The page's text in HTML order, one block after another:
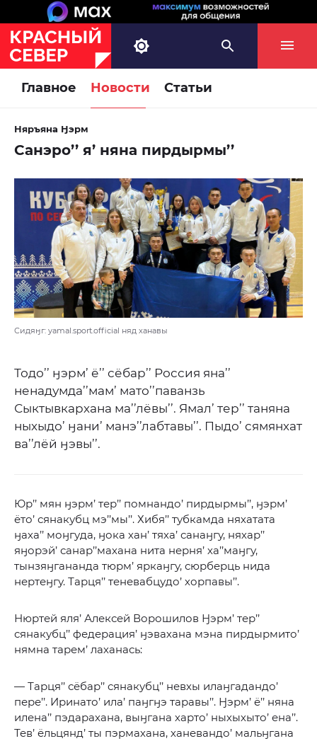
Главное Новости Статьи
Няръяна Ӈэрм
Санэро’’ я’ няна пирдырмы’’
Сидяӈг: yamal.sport.official няд ханавы
Тодо’’ ӈэрм’ ё’’ сёбар’’ Россия яна’’
ненадумда’’мам’ мато’’паванзь
Сыктывкархана ма’’лёвы’’. Ямал’ тер’’ таняна
ныхыдо’ ӈани’ манэ’’лабтавы’’. Пыдо’ сямянхат
ва’’лёй ӈэвы’’.
Юр’’ мян ӈэрм’ тер’’ помнандо’ пирдырмы’’, ӈэрм’
ёто’ сянакубц мэ’’мы’’. Хибя’’ тубкамда няхатата
ӈаха’’ моӈгуда, ӈока хан’ тяха’ санаӈгу, няхар’’
яӈорэй’ санар’’махана нита нерня’ ха’’маӈгу,
тынзяӈгананда тюрм’ яркаӈгу, сюрберць нида
нертеӈгу. Тарця’’ теневабцудо’ хорпавы’’.
Нюртей яля’ Алексей Ворошилов Ӈэрм’ тер’’
сянакубц’’ федерация’ ӈэвахана мэна пирдырмито’
нямна тарем’ лаханась:
— Тарця’’ сёбар’’ сянакубц’’ невхы илаӈгадандо’
пере’’. Иринато’ ила’ паӈгӈэ таравы’’. Ӈэрм’ ё’’ няна
илена’’ пэдарахана, выӈгана харто’ ныхыхыто’ ена’’.
Тев’ ёльцянд’ ты пэрмахана, ханевандо’ мальӈгана